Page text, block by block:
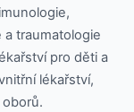
traumatologie
pro děti a
lékařství,